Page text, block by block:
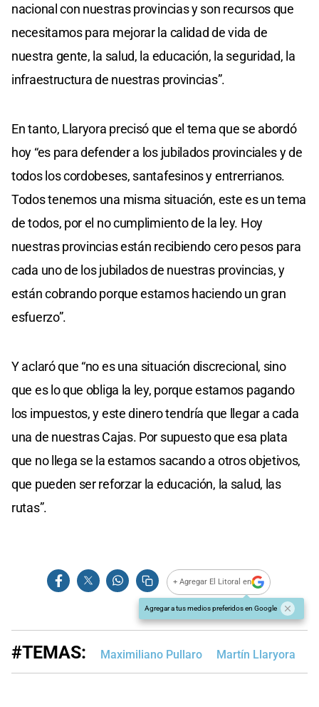
nacional con nuestras provincias y son recursos que
necesitamos para mejorar la calidad de vida de
nuestra gente, la salud, la educación, la seguridad, la
infraestructura de nuestras provincias”.
En tanto, Llaryora precisó que el tema que se abordó
hoy “es para defender a los jubilados provinciales y de
todos los cordobeses, santafesinos y entrerrianos.
Todos tenemos una misma situación, este es un tema
de todos, por el no cumplimiento de la ley. Hoy
nuestras provincias están recibiendo cero pesos para
cada uno de los jubilados de nuestras provincias, y
están cobrando porque estamos haciendo un gran
esfuerzo”.
Y aclaró que “no es una situación discrecional, sino
que es lo que obliga la ley, porque estamos pagando
los impuestos, y este dinero tendría que llegar a cada
una de nuestras Cajas. Por supuesto que esa plata
que no llega se la estamos sacando a otros objetivos,
que pueden ser reforzar la educación, la salud, las
rutas”.
+ Agregar El Litoral en
Agregar a tus medios preferidos en Google
#TEMAS: Maximiliano Pullaro Martín Llaryora